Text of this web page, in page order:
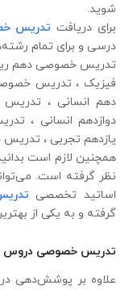
شوید.
برای دریافت تدریس
درسی و برای تمام
تدریس خصوصی دهم
فیزیک ، تدریس
دهم انسانی ،
دوازدهم انسانی ،
یازدهم تجربی ،
همچنین لازم است
نظر گرفته است.
اساتید تخصصی
گرفته و به یکی از
تدریس خصوصی دروس
علاوه ‌بر پوشش‌دهی